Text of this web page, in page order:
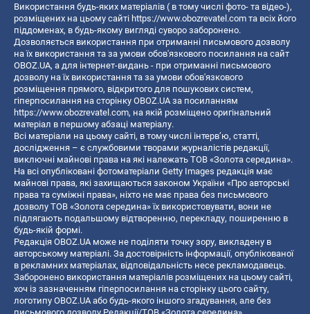
Використання будь-яких матеріалів ( в тому числі фото- та відео-),
розміщених на цьому сайті https://www.obozrevatel.com та всіх його
піддоменах, в будь-якому вигляді суворо заборонено.
Дозволяється використання при отриманні письмового дозволу
на їх використання та за умови обов'язкового посилання на сайт
OBOZ.UA, а для інтернет-видань - при отриманні письмового
дозволу на їх використання та за умови обов'язкового
розміщення прямого, відкритого для пошукових систем,
гіперпосилання на сторінку OBOZ.UA за посиланням
https://www.obozrevatel.com, на якій розміщено оригінальний
матеріал в першому абзаці матеріалу.
Всі матеріали на цьому сайті, в тому числі інтерв’ю, статті,
дослідження – є службовими творами журналістів редакції,
виключні майнові права на які належать ТОВ «Золота середина».
На всі опубліковані фотоматеріали Getty Images редакція має
майнові права, які захищаються законом України «Про авторські
права та суміжні права», ніхто не має права без письмового
дозволу ТОВ «Золота середина» їх використовувати, вони не
підлягають подальшому відтворенню, перекладу, поширенню в
будь-якій формі.
Редакція OBOZ.UA може не поділяти точку зору, викладену в
авторському матеріалі. За достовірність інформації, опублікованої
в рекламних матеріалах, відповідальність несе рекламодавець.
Заборонено використання матеріалів розміщених на цьому сайті,
хоч із зазначенням гіперпосилання на сторінку цього сайту,
логотипу OBOZ.UA або будь-якого іншого згадування, але без